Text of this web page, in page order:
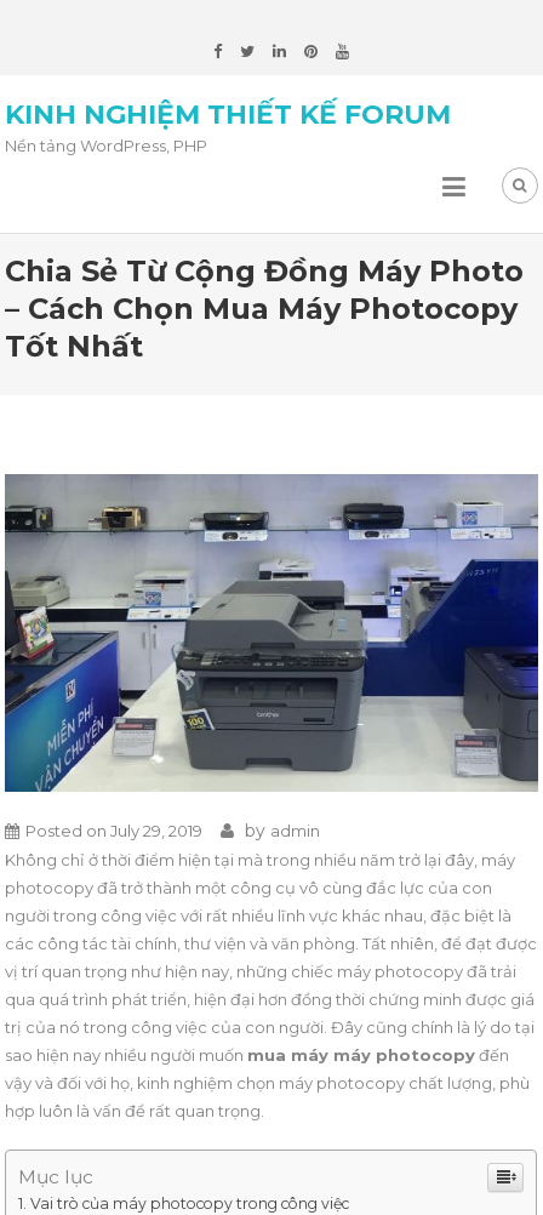
KINH NGHIỆM THIẾT KẾ FORUM
Nền tảng WordPress, PHP
Chia Sẻ Từ Cộng Đồng Máy Photo
– Cách Chọn Mua Máy Photocopy
Tốt Nhất
Posted onJuly 29, 2019 by admin
Không chỉ ở thời điểm hiện tại mà trong nhiều năm trở lại đây, máy
photocopy đã trở thành một công cụ vô cùng đắc lực của con
người trong công việc với rất nhiều lĩnh vực khác nhau, đặc biệt là
các công tác tài chính, thư viện và văn phòng. Tất nhiên, để đạt được
vị trí quan trọng như hiện nay, những chiếc máy photocopy đã trải
qua quá trình phát triển, hiện đại hơn đồng thời chứng minh được giá
trị của nó trong công việc của con người. Đây cũng chính là lý do tại
sao hiện nay nhiều người muốn mua máy máy photocopyđến
vậy và đối với họ, kinh nghiệm chọn máy photocopy chất lượng, phù
hợp luôn là vấn đề rất quan trọng.
Mục lục
Vai trò của máy photocopy trong công việc